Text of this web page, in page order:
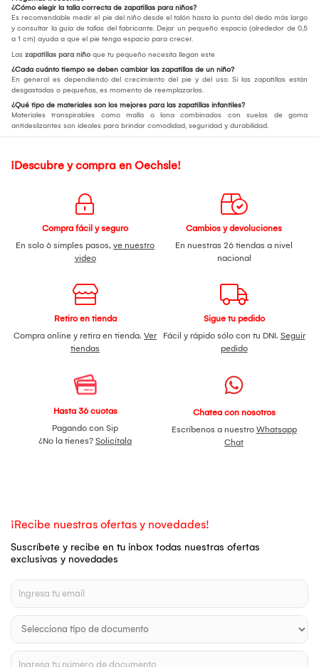
¿Cómo elegir la talla correcta de zapatillas para niños?
Es recomendable medir el pie del niño desde el talón hasta la punta del dedo más largo
y consultar la guía de tallas del fabricante. Dejar un pequeño espacio (alrededor de 0,5
a 1 cm) ayuda a que el pie tenga espacio para crecer.
Las zapatillas para niño que tu pequeño necesita llegan este
¿Cada cuánto tiempo se deben cambiar las zapatillas de un niño?
En general es dependiendo del crecimiento del pie y del uso. Si las zapatillas están
desgastadas o pequeñas, es momento de reemplazarlas.
¿Qué tipo de materiales son los mejores para las zapatillas infantiles?
Materiales transpirables como malla o lona combinados con suelas de goma
antideslizantes son ideales para brindar comodidad, seguridad y durabilidad.
¡Descubre y compra en Oechsle!
Compra fácil y seguro
En solo 6 simples pasos, ve nuestro
video
Cambios y devoluciones
En nuestras 26 tiendas a nivel
nacional
Retiro en tienda
Compra online y retira en tienda. Ver
tiendas
Sigue tu pedido
Fácil y rápido sólo con tu DNI. Seguir
pedido
Hasta 36 cuotas
Pagando con Sip
¿No la tienes? Solicítala
Chatea con nosotros
Escríbenos a nuestro Whatsapp
Chat
¡Recibe nuestras ofertas y novedades!
Suscríbete y recibe en tu inbox todas nuestras ofertas
exclusivas y novedades